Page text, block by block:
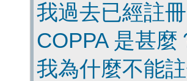
我過去已經註
COPPA 是甚麼
我為什麼不能